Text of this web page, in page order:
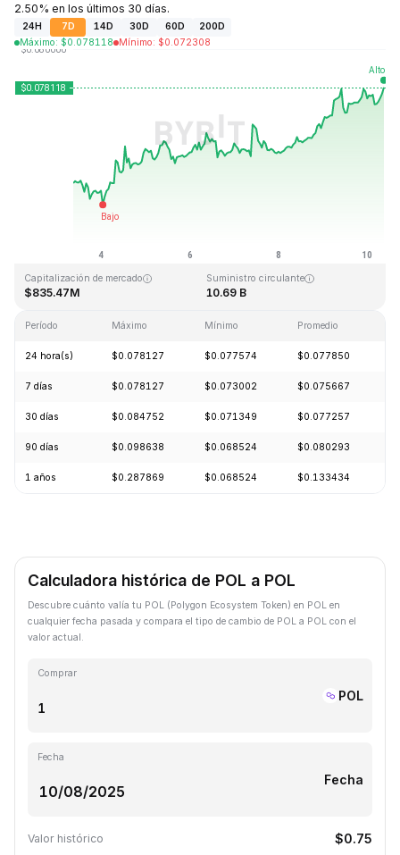
2.50% en los últimos 30 días.
24H 7D 14D 30D 60D
200D
Máximo: $0.078118 Mínimo: $0.072308
Última actualización: 2026-08-10, 08:43 GMT+0
Capitalización de mercado
$835.47M
Suministro circulante
10.69 B
Período Máximo Mínimo Promedio
24 hora(s) $0.078127 $0.077574 $0.077850
7 días $0.078127 $0.073002 $0.075667
30 días $0.084752 $0.071349 $0.077257
90 días $0.098638 $0.068524 $0.080293
1 años $0.287869 $0.068524 $0.133434
Calculadora histórica de POL a POL
Descubre cuánto valía tu POL (Polygon Ecosystem Token) en POL en
cualquier fecha pasada y compara el tipo de cambio de POL a POL con el
valor actual.
Comprar
POL
Fecha
Fecha
Valor histórico $0.75